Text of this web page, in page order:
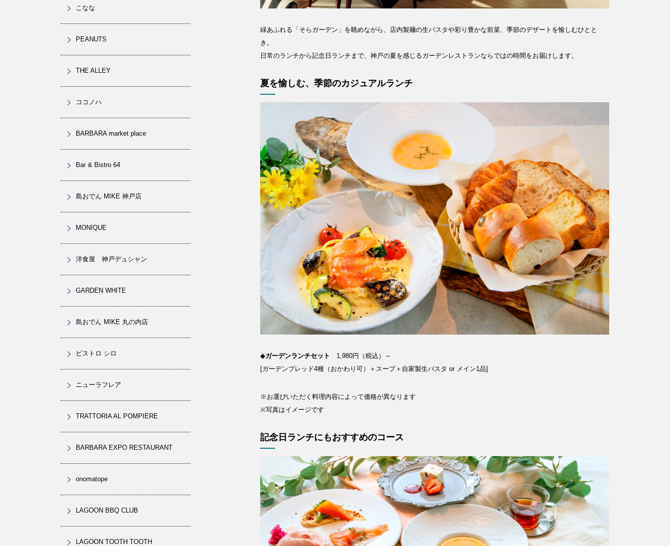
MESSAGE
COMPANY
BRAND/SHOP
DOMAIN
RECRUIT
CLOSE
緑あふれる「そらガーデン」を眺めながら、店内製麺の生パスタや彩り豊かな前菜、季節のデザートを愉しむひとと
き。
日常のランチから記念日ランチまで、神戸の夏を感じるガーデンレストランならではの時間をお届けします。
夏を愉しむ、季節のカジュアルランチ
◆ガーデンランチセット
1,980円（税込）～
[ガーデンブレッド4種（おかわり可）＋スープ＋自家製生パスタ or メイン1品]
※お選びいただく料理内容によって価格が異なります
※写真はイメージです
記念日ランチにもおすすめのコース
こなな
PEANUTS
THE ALLEY
ココノハ
BARBARA market place
Bar & Bistro 64
島おでん MIKE 神戸店
MONIQUE
洋食屋 神戸デュシャン
GARDEN WHITE
島おでん MIKE 丸の内店
ビストロ シロ
ニューラフレア
TRATTORIA AL POMPIERE
BARBARA EXPO RESTAURANT
onomatope
LAGOON BBQ CLUB
LAGOON TOOTH TOOTH